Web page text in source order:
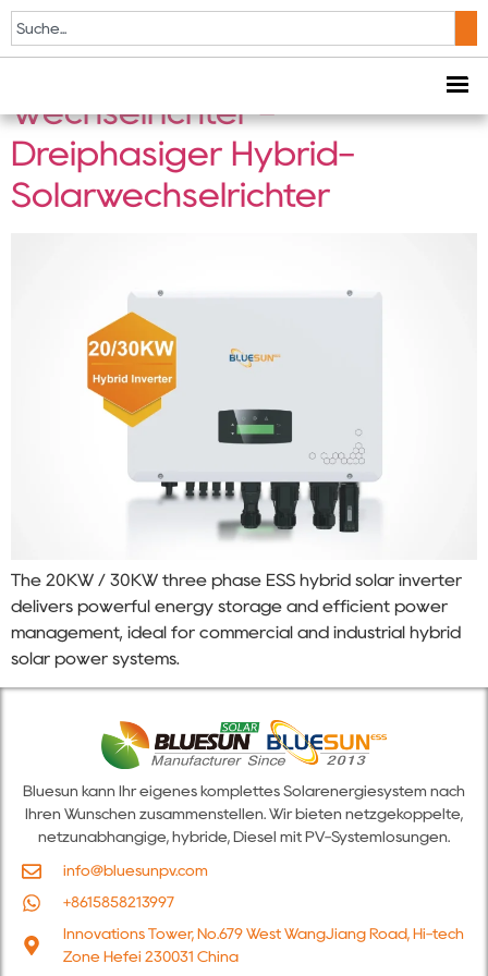
20KW / 30KW ESS
Wechselrichter -
Dreiphasiger Hybrid-
Solarwechselrichter
The 20KW / 30KW three phase ESS hybrid solar inverter
delivers powerful energy storage and efficient power
management, ideal for commercial and industrial hybrid
solar power systems.
Bluesun kann Ihr eigenes komplettes Solarenergiesystem nach
Ihren Wünschen zusammenstellen. Wir bieten netzgekoppelte,
netzunabhängige, hybride, Diesel mit PV-Systemlösungen.
info@bluesunpv.com
+8615858213997
Innovations Tower, No.679 West WangJiang Road, Hi-tech
Zone Hefei 230031 China